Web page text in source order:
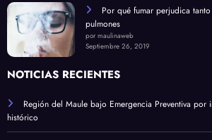
Por qué fumar perjudica
pulmones
por maulinaweb
Septiembre 26, 2019
NOTICIAS RECIENTES
Región del Maule bajo Emergencia Preventiva por
histórico